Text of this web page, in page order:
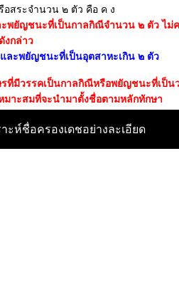
สระจำนวน ๒ ตัว คือ ค ง
ะพยัญชนะที่เป็นกาลกิณีจำนวน ๒ ตัว ไม่
งกล่าว
ละพยัญชนะที่เป็นอุตสาหะเกิน ๒ ตัว
รที่มีวรรคเป็นกาลกิณีหรือพยัญชนะที่เป็น
มาะสมที่จะนำมาตั้งชื่อตามหลักทักษา
าะห์ชื่อครองเดชอย่างละเอียด